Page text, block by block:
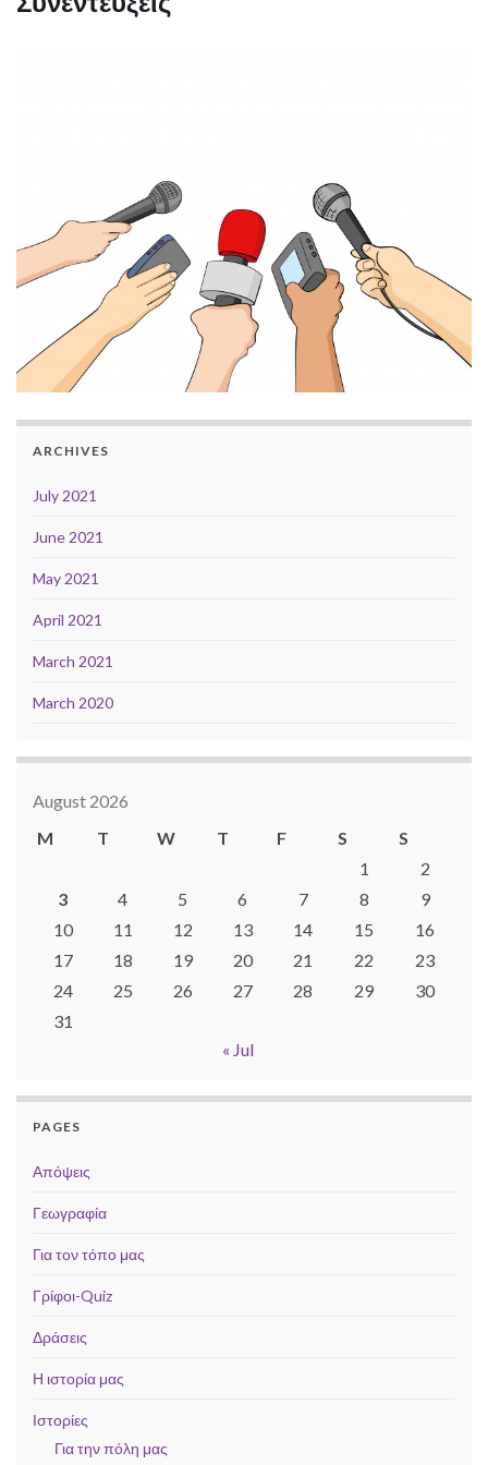
ARCHIVES
July 2021
June 2021
May 2021
April 2021
March 2021
March 2020
August 2026
M
T W T F S
S
1
2
3
4 5 6 7 8
9
10
11 12 13 14 15
16
17
18 19 20 21 22
23
24
25 26 27 28 29
30
31
« Jul
PAGES
Απόψεις
Γεωγραφία
Για τον τόπο μας
Γρίφοι-Quiz
Δράσεις
Η ιστορία μας
Ιστορίες
Για την πόλη μας